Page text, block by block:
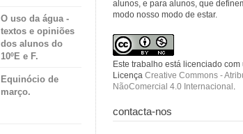
O uso da água -
textos e opiniões
dos alunos do
10ºE e F.
Equinócio de
março.
alunos, e para alunos, que
modo nosso modo de estar.
Este trabalho está licenciado com
Licença Creative Commons -
NãoComercial 4.0 Internacional .
contacta-nos